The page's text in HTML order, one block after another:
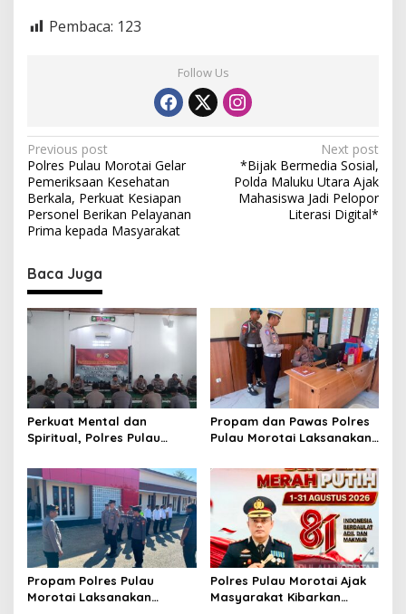
Pembaca: 123
Follow Us
P
o
s
t
a
v
i
a
t
i
n
Previous post
Polres Pulau Morotai Gelar
Pemeriksaan Kesehatan
Berkala, Perkuat Kesiapan
Personel Berikan Pelayanan
Prima kepada Masyarakat
Next post
*Bijak Bermedia Sosial,
Polda Maluku Utara Ajak
Mahasiswa Jadi Pelopor
Literasi Digital*
Baca Juga
Perkuat Mental dan
Spiritual, Polres Pulau
Binrohtal untuk Bentuk
Personel Berintegritas
Propam dan Pawas Polres
Pulau Morotai Laksanakan
Pastikan Masyarakat
Mendapat Pelayanan
Optimal
Propam Polres Pulau
Morotai Laksanakan
Polres Pulau Morotai Ajak
Masyarakat Kibarkan